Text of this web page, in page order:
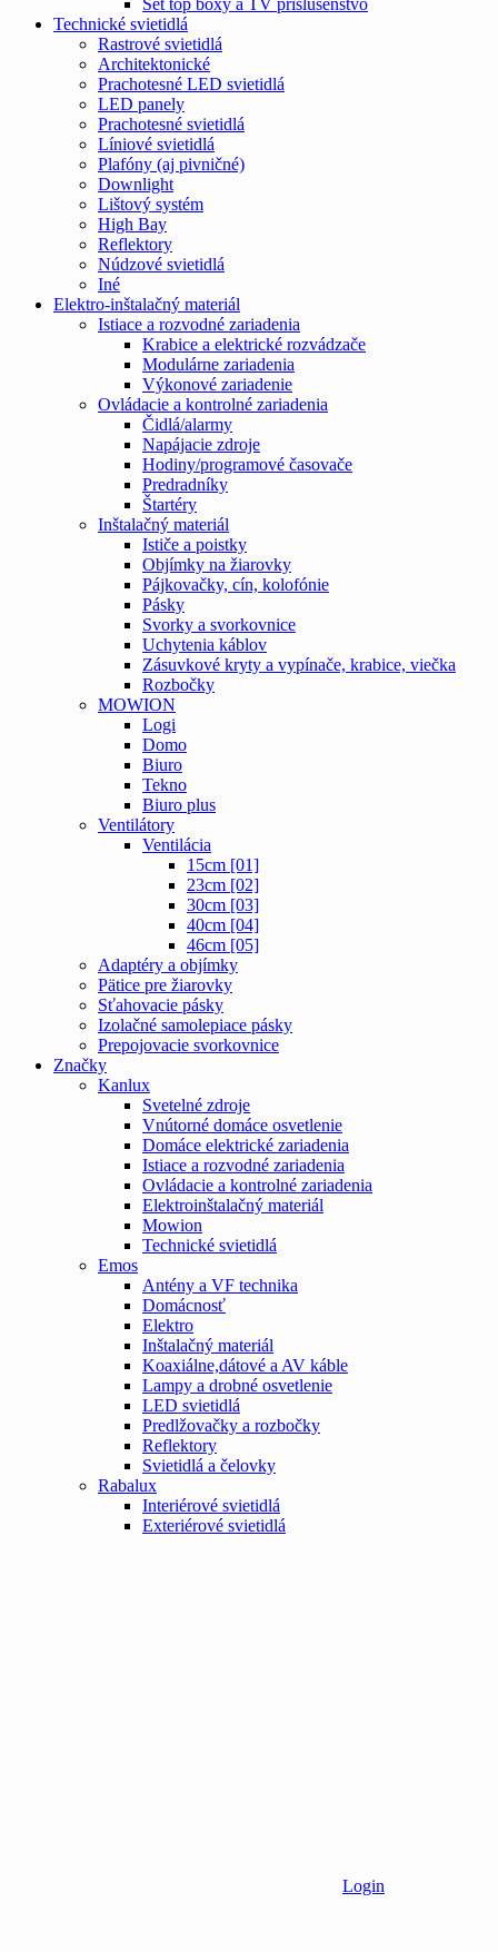
Technické svietidlá
Rastrové svietidlá
Architektonické
Prachotesné LED svietidlá
LED panely
Prachotesné svietidlá
Líniové svietidlá
Plafóny (aj pivničné)
Downlight
Lištový systém
High Bay
Reflektory
Núdzové svietidlá
Iné
Elektro-inštalačný materiál
Istiace a rozvodné zariadenia
Krabice a elektrické rozvádzače
Modulárne zariadenia
Výkonové zariadenie
Ovládacie a kontrolné zariadenia
Čidlá/alarmy
Napájacie zdroje
Hodiny/programové časovače
Predradníky
Štartéry
Inštalačný materiál
Ističe a poistky
Objímky na žiarovky
Pájkovačky, cín, kolofónie
Pásky
Svorky a svorkovnice
Uchytenia káblov
Zásuvkové kryty a vypínače, krabice, viečka
Rozbočky
MOWION
Logi
Domo
Biuro
Tekno
Biuro plus
Ventilátory
Ventilácia
15cm [01]
23cm [02]
30cm [03]
40cm [04]
46cm [05]
Adaptéry a objímky
Pätice pre žiarovky
Sťahovacie pásky
Izolačné samolepiace pásky
Prepojovacie svorkovnice
Značky
Kanlux
Svetelné zdroje
Vnútorné domáce osvetlenie
Domáce elektrické zariadenia
Istiace a rozvodné zariadenia
Ovládacie a kontrolné zariadenia
Elektroinštalačný materiál
Mowion
Technické svietidlá
Emos
Antény a VF technika
Domácnosť
Elektro
Inštalačný materiál
Koaxiálne,dátové a AV káble
Lampy a drobné osvetlenie
LED svietidlá
Predlžovačky a rozbočky
Reflektory
Svietidlá a čelovky
Rabalux
Interiérové svietidlá
Exteriérové svietidlá
Login